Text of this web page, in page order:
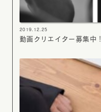
2019.12.25
動画クリエイター募集中！